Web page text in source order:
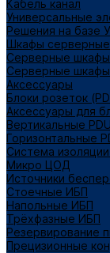
Кабель канал
Универсальные
Решения на базе
Шкафы
Серверные шкафы
Серверные шкафы
Аксессуары
Блоки розеток
Аксессуары для
Вертикальные PDU
Горизонтальные
Система
Микро ЦОД
Источники
Стоечные ИБП
Напольные ИБП
Трёхфазные ИБП
Резервирование
Прецизионные